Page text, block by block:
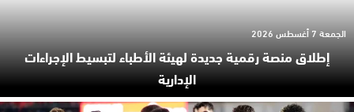
إطلاق منصة رقمية جديدة لهيئة الأطباء لتبسيط الإجراءات
الإدارية
الجمعة 7 أغسطس 2026